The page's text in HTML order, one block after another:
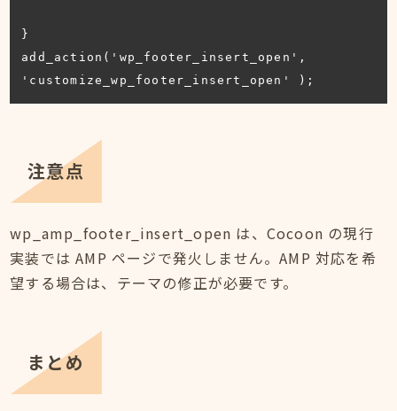
}
add_action('wp_footer_insert_open',
'customize_wp_footer_insert_open' );
注意点
wp_amp_footer_insert_open は、Cocoon の現行
実装では AMP ページで発火しません。AMP 対応を希
望する場合は、テーマの修正が必要です。
まとめ